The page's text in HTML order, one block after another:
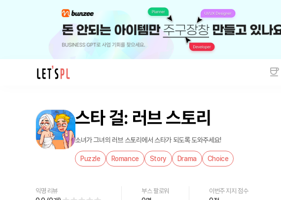
스타 걸: 러브 스토리
소녀가 그녀의 러브 스토리에서 스타가 되도록 도와주세요!
Puzzle Romance Story Drama Choice
익명 리뷰 부스 팔로워 이번주 지지 점수